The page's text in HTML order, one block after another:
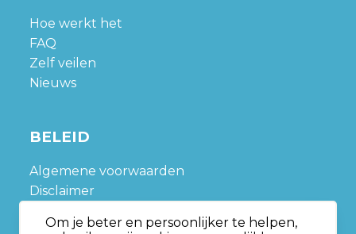
Om je beter en persoonlijker te helpen,
Hoe werkt het
FAQ
Zelf veilen
Nieuws
BELEID
Algemene voorwaarden
Disclaimer
Sitemap